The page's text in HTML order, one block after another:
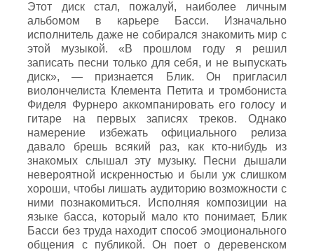
Этот диск стал, пожалуй, наиболее личным
альбомом в карьере Басси. Изначально
исполнитель даже не собирался знакомить мир с
этой музыкой. «В прошлом году я решил
записать песни только для себя, и не выпускать
диск», — признается Блик. Он пригласил
виолончелиста Клемента Петита и тромбониста
Фиделя Фурнеро аккомпанировать его голосу и
гитаре на первых записях треков. Однако
намерение избежать официального релиза
давало брешь всякий раз, как кто-нибудь из
знакомых слышал эту музыку. Песни дышали
невероятной искренностью и были уж слишком
хороши, чтобы лишать аудиторию возможности с
ними познакомиться. Исполняя композиции на
языке басса, который мало кто понимает, Блик
Басси без труда находит способ эмоционального
общения с публикой. Он поет о деревенском